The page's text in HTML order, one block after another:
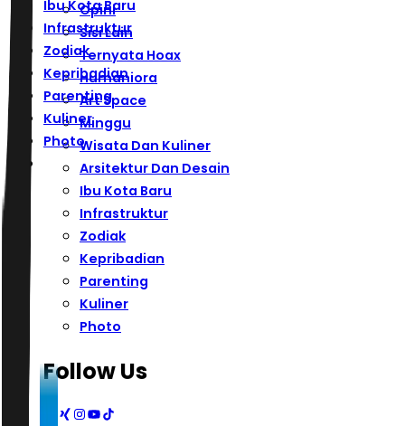
Ibu Kota Baru
Infrastruktur
Zodiak
Kepribadian
Parenting
Kuliner
Photo
Opini
Sisi Lain
Ternyata Hoax
Humaniora
Art Space
Minggu
Wisata Dan Kuliner
Arsitektur Dan Desain
Ibu Kota Baru
Infrastruktur
Zodiak
Kepribadian
Parenting
Kuliner
Photo
Follow Us